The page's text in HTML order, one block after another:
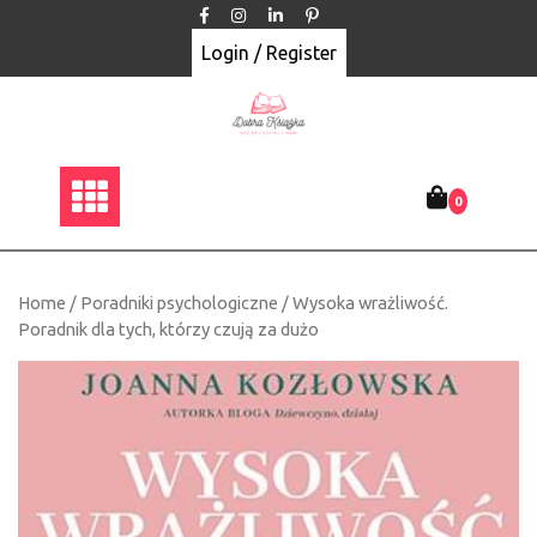
Login / Register
0
Home / Poradniki psychologiczne / Wysoka wrażliwość.
Poradnik dla tych, którzy czują za dużo